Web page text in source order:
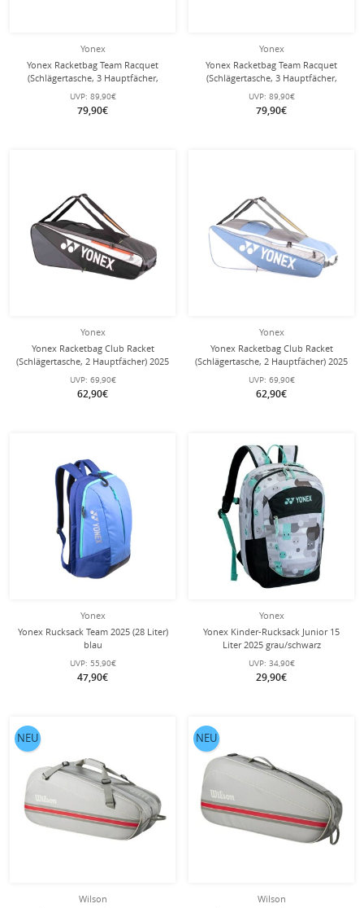
Yonex
Yonex Racketbag Team Racquet
(Schlägertasche, 3 Hauptfächer,
Schuhfach) 2025 schwarz 9er
UVP: 89,90€
79,90€
Yonex
Yonex Racketbag Team Racquet
(Schlägertasche, 3 Hauptfächer,
Schuhfach) 2025 blau 9er
UVP: 89,90€
79,90€
Yonex
Yonex Racketbag Club Racket
(Schlägertasche, 2 Hauptfächer) 2025
schwarz 6er
UVP: 69,90€
62,90€
Yonex
Yonex Racketbag Club Racket
(Schlägertasche, 2 Hauptfächer) 2025
hellblau 6er
UVP: 69,90€
62,90€
Yonex
Yonex Rucksack Team 2025 (28 Liter)
blau
UVP: 55,90€
47,90€
Yonex
Yonex Kinder-Rucksack Junior 15
Liter 2025 grau/schwarz
UVP: 34,90€
29,90€
Wilson
NEU
Wilson
NEU